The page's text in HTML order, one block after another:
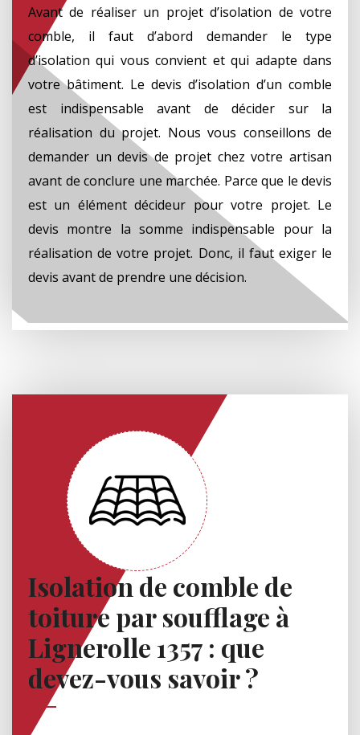
Avant de réaliser un projet d’isolation de votre
comble, il faut d’abord demander le type
d’isolation qui vous convient et qui adapte dans
votre bâtiment. Le devis d’isolation d’un comble
est indispensable avant de décider sur la
réalisation du projet. Nous vous conseillons de
demander un devis de projet chez votre artisan
avant de conclure une marchée. Parce que le devis
est un élément décideur pour votre projet. Le
devis montre la somme indispensable pour la
réalisation de votre projet. Donc, il faut exiger le
devis avant de prendre une décision.
Isolation de comble de
toiture par soufflage à
Lignerolle 1357 : que
devez-vous savoir ?